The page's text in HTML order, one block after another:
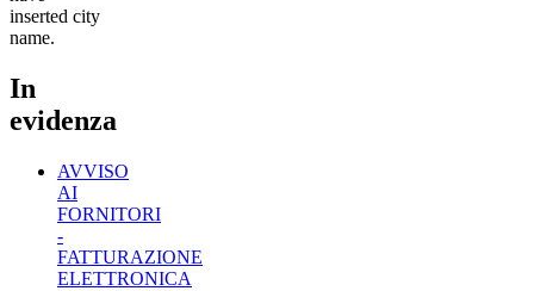
inserted city
name.
In
evidenza
AVVISO
AI
FORNITORI
-
FATTURAZIONE
ELETTRONICA